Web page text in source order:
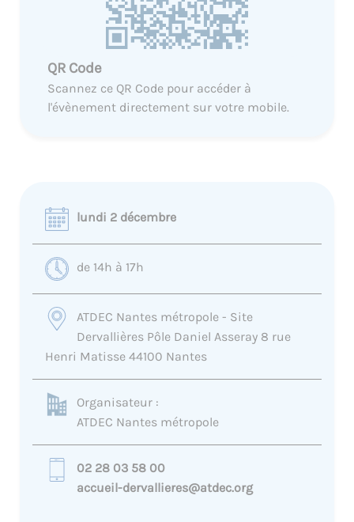
QR Code
Scannez ce QR Code pour accéder à
l'évènement directement sur votre mobile.
lundi 2 décembre
de 14h à 17h
ATDEC Nantes métropole - Site
Dervallières Pôle Daniel Asseray 8 rue
Henri Matisse 44100 Nantes
Organisateur :
ATDEC Nantes métropole
02 28 03 58 00
accueil-dervallieres@atdec.org